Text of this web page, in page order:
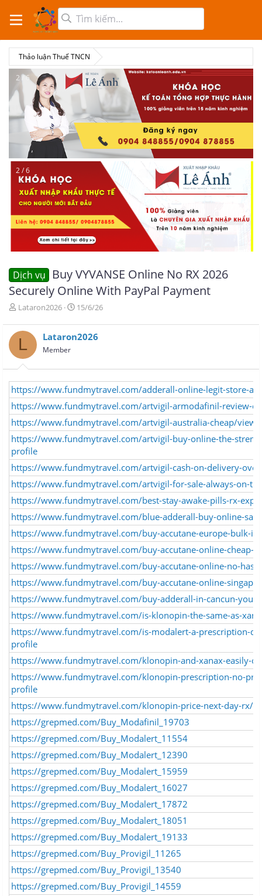
Thảo luận Thuế TNCN
2 / 6
2 / 6
Dịch vụ
Buy VYVANSE Online No RX 2026
Securely Online With PayPal Payment
T
r
e
a
d
s
t
a
r
t
e
r
Lataron2026
N
à
y
i
15/6/26
L Lataron2026
Member
https://www.fundmytravel.com/adderall-online-legit-store-
https://www.fundmytravel.com/artvigil-armodafinil-review-
https://www.fundmytravel.com/artvigil-australia-cheap/
https://www.fundmytravel.com/artvigil-buy-online-the-
profile
https://www.fundmytravel.com/artvigil-cash-on-delivery-
https://www.fundmytravel.com/artvigil-for-sale-always-on-
https://www.fundmytravel.com/best-stay-awake-pills-rx-
https://www.fundmytravel.com/blue-adderall-buy-online-
https://www.fundmytravel.com/buy-accutane-europe-bulk-
https://www.fundmytravel.com/buy-accutane-online-cheap-
https://www.fundmytravel.com/buy-accutane-online-no-
https://www.fundmytravel.com/buy-accutane-online-
https://www.fundmytravel.com/buy-adderall-in-cancun-
https://www.fundmytravel.com/is-klonopin-the-same-as-
https://www.fundmytravel.com/is-modalert-a-prescription-
profile
https://www.fundmytravel.com/klonopin-and-xanax-easily-
https://www.fundmytravel.com/klonopin-prescription-no-
profile
https://www.fundmytravel.com/klonopin-price-next-day-rx/
https://grepmed.com/Buy_Modafinil_19703
https://grepmed.com/Buy_Modalert_11554
https://grepmed.com/Buy_Modalert_12390
https://grepmed.com/Buy_Modalert_15959
https://grepmed.com/Buy_Modalert_16027
https://grepmed.com/Buy_Modalert_17872
https://grepmed.com/Buy_Modalert_18051
https://grepmed.com/Buy_Modalert_19133
https://grepmed.com/Buy_Provigil_11265
https://grepmed.com/Buy_Provigil_13540
https://grepmed.com/Buy_Provigil_14559